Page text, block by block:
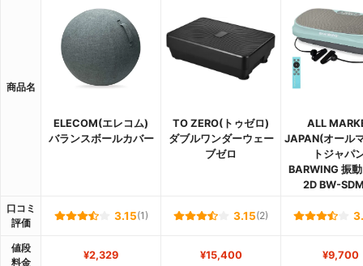
商品名
ELECOM(エレコム)
バランスボールカバー
TO ZERO(トゥゼロ)
ダブルワンダーウェー
ブゼロ
ALL
JAPAN(オール
トジャパ
BARWING 振
2D BW-
口コミ
評価
3.15(1) 3.15(2)
値段
料金
¥2,329 ¥15,400 ¥9,700